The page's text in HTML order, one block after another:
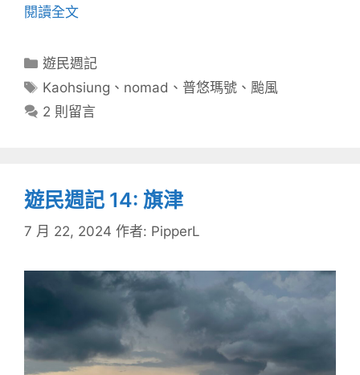
閱讀全文
分
類
遊民週記
標
籤
Kaohsiung 、 nomad 、 普悠瑪號 、 颱風
2 則留言
遊民週記 14: 旗津
7 月 22, 2024 作者: PipperL